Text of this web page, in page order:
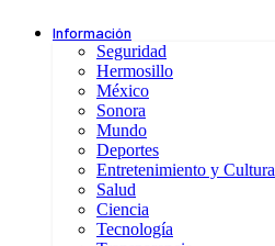
Información
Seguridad
Hermosillo
México
Sonora
Mundo
Deportes
Entretenimiento y Cultura
Salud
Ciencia
Tecnología